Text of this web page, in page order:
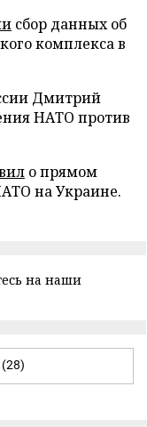
сбор данных об
комплекса в
Дмитрий
НАТО против
о прямом
на Украине.
на наши
(28)